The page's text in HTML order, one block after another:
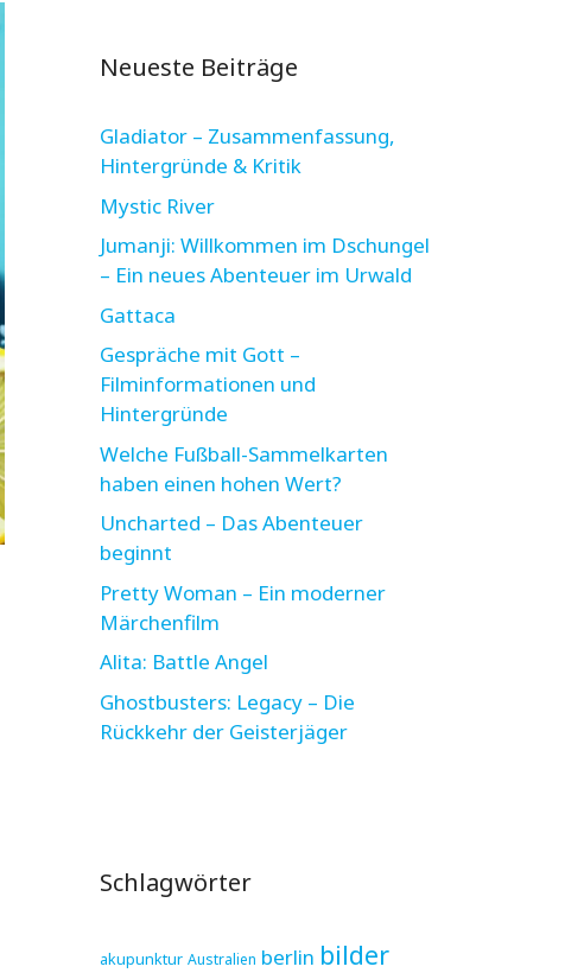
Neueste Beiträge
Gladiator – Zusammenfassung,
Hintergründe & Kritik
Mystic River
Jumanji: Willkommen im Dschungel
– Ein neues Abenteuer im Urwald
Gattaca
Gespräche mit Gott –
Filminformationen und
Hintergründe
Welche Fußball-Sammelkarten
haben einen hohen Wert?
Uncharted – Das Abenteuer
beginnt
Pretty Woman – Ein moderner
Märchenfilm
Alita: Battle Angel
Ghostbusters: Legacy – Die
Rückkehr der Geisterjäger
Schlagwörter
akupunktur Australien berlin bilder